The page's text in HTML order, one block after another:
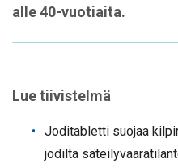
alle 40-vuotiaita.
Lue tiivistelmä
Joditabletti suojaa
jodilta